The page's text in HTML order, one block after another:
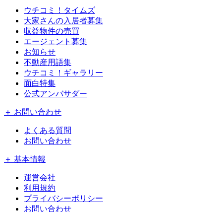
ウチコミ！タイムズ
大家さんの入居者募集
収益物件の売買
エージェント募集
お知らせ
不動産用語集
ウチコミ！ギャラリー
面白特集
公式アンバサダー
＋ お問い合わせ
よくある質問
お問い合わせ
＋ 基本情報
運営会社
利用規約
プライバシーポリシー
お問い合わせ